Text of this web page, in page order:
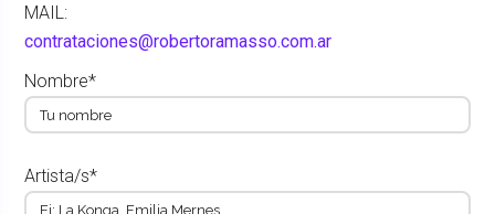
MAIL:
contrataciones@robertoramasso.com.ar
Nombre*
Artista/s*